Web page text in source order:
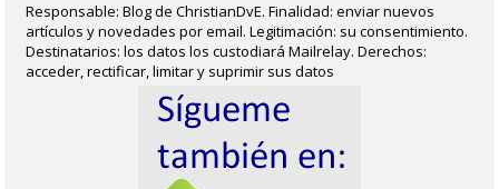
Responsable: Blog de ChristianDvE. Finalidad: enviar nuevos
artículos y novedades por email. Legitimación: su consentimiento.
Destinatarios: los datos los custodiará Mailrelay. Derechos:
acceder, rectificar, limitar y suprimir sus datos